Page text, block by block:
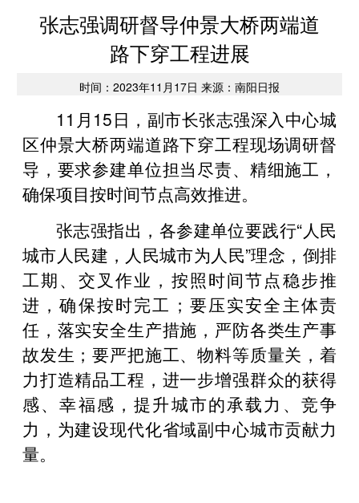
张志强调研督导仲景大桥两端道
路下穿工程进展
时间：2023年11月17日 来源：南阳日报
11月15日，副市长张志强深入中心城
区仲景大桥两端道路下穿工程现场调研督
导，要求参建单位担当尽责、精细施工，
确保项目按时间节点高效推进。
张志强指出，各参建单位要践行“人民
城市人民建，人民城市为人民”理念，倒排
工期、交叉作业，按照时间节点稳步推
进，确保按时完工；要压实安全主体责
任，落实安全生产措施，严防各类生产事
故发生；要严把施工、物料等质量关，着
力打造精品工程，进一步增强群众的获得
感、幸福感，提升城市的承载力、竞争
力，为建设现代化省域副中心城市贡献力
量。